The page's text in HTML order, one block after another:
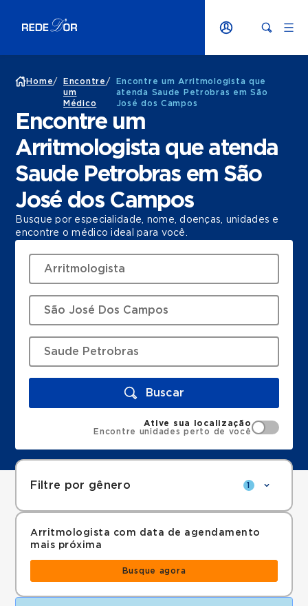
Home/
Encontre
um
Médico
/
Encontre um Arritmologista que
atenda Saude Petrobras em São
José dos Campos
Encontre um
Arritmologista que atenda
Saude Petrobras em São
José dos Campos
Busque por especialidade, nome, doenças, unidades e
encontre o médico ideal para você.
Buscar
Ative sua localização
Encontre unidades perto de você
Filtre por gênero 1
Arritmologista com data de agendamento
mais próxima
Busque agora